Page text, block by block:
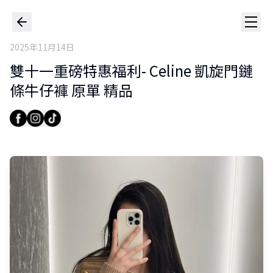
2025年11月14日
雙十一重磅特惠福利- Celine 凱旋門鏈
條牛仔褲 原單 精品